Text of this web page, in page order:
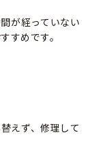
が経っていない
すめです。
えず、修理して